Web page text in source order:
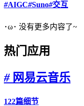
#AIGC#Suno#交互
･ω･ 没有更多内容了~
热门应用
#网易云音乐
122篇细节